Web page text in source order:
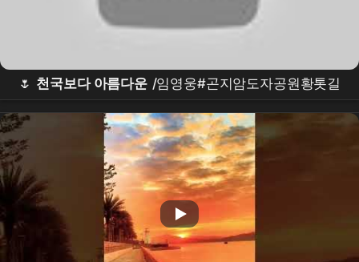
🌷 천국보다 아름다운 /임영웅#곤지암도자공원황톳길